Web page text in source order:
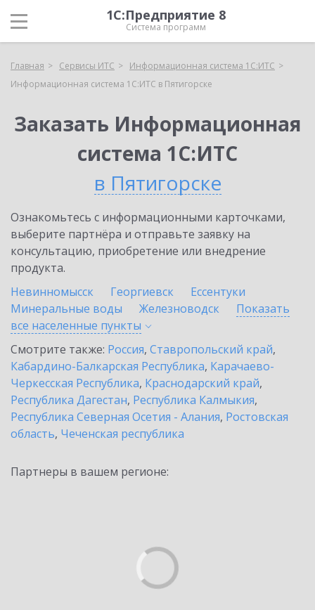
1С:Предприятие 8
Система программ
Главная Сервисы ИТС
Информационная система 1С:ИТС
Информационная система 1С:ИТС в Пятигорске
Заказать Информационная
система 1С:ИТС
в Пятигорске
Ознакомьтесь с информационными карточками,
выберите партнёра и отправьте заявку на
консультацию, приобретение или внедрение
продукта.
Невинномысск
Георгиевск
Ессентуки
Минеральные воды
Железноводск
Показать
все населенные пункты
Смотрите также: Россия, Ставропольский край,
Кабардино-Балкарская Республика, Карачаево-
Черкесская Республика, Краснодарский край,
Республика Дагестан, Республика Калмыкия,
Республика Северная Осетия - Алания, Ростовская
область, Чеченская республика
Партнеры в вашем регионе: